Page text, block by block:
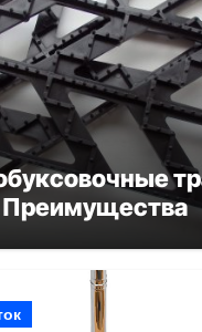
Преимущества